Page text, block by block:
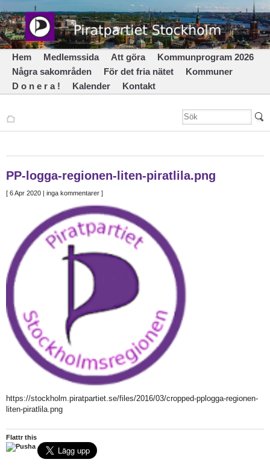
Hem Medlemssida Att göra
Kommunprogram 2026
Några sakområden
För det fria nätet
Kommuner
D o n e r a !
Kalender Kontakt
PP-logga-regionen-liten-piratlila.png
[ 6 Apr 2020 | inga kommentarer ]
https://stockholm.piratpartiet.se/files/2016/03/cropped-pplogga-regionen-
liten-piratlila.png
Flattr this